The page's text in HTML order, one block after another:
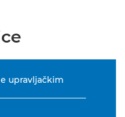
upravljačkim